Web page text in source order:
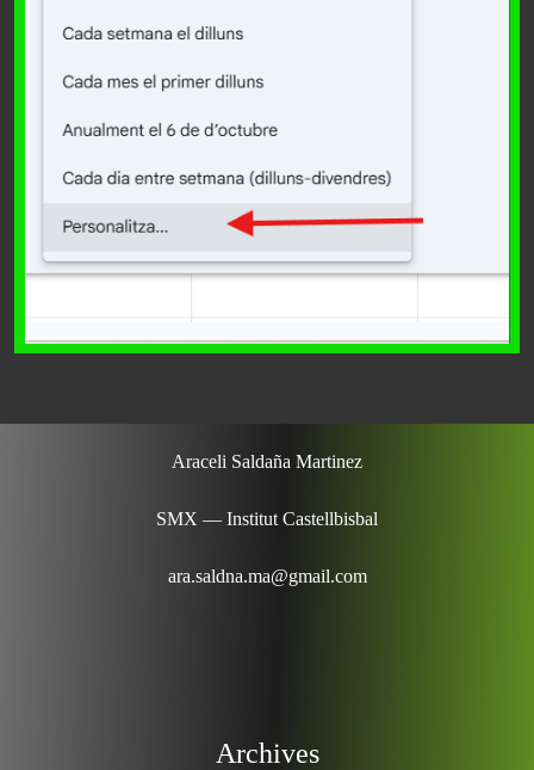
Araceli Saldaña Martinez
SMX — Institut Castellbisbal
ara.saldna.ma@gmail.com
Archives